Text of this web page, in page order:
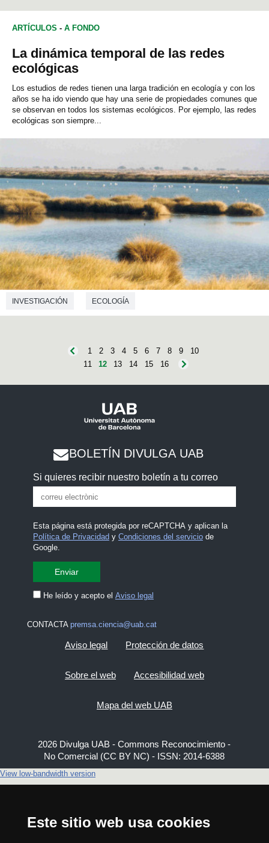
Este sitio web usa cookies
ECOLOGÍA PALEONTOLOGÍA
ARTÍCULOS - A FONDO
La dinámica temporal de las redes
ecológicas
Los estudios de redes tienen una larga tradición en ecología y con los
años se ha ido viendo que hay una serie de propiedades comunes que
se observan en todos los sistemas ecológicos. Por ejemplo, las redes
ecológicas son siempre...
INVESTIGACIÓN ECOLOGÍA
1 2 3 4 5 6 7 8 9
10
11
12 13 14 15 16
BOLETÍN DIVULGA UAB
Si quieres recibir nuestro boletín a tu correo
Esta página está protegida por reCAPTCHA y aplican la
Política de Privacidad y Condiciones del serviciode
Google.
He leído y acepto el Aviso legal
CONTACTA premsa.ciencia@uab.cat
Aviso legal Protección de datos
Sobre el web Accesibilidad web
Mapa del web UAB
2026 Divulga UAB - Commons Reconocimiento -
No Comercial (CC BY NC) - ISSN: 2014-6388
View low-bandwidth version